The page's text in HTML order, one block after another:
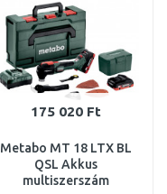
175 020 Ft
Metabo MT 18 LTX BL
QSL Akkus
multiszerszám